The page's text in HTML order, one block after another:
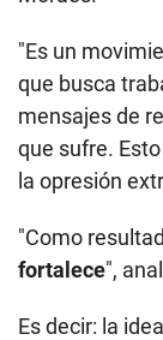
"Es un
que busca
mensajes de
que sufre.
la opresión
"Como
fortalece",
Es decir: la